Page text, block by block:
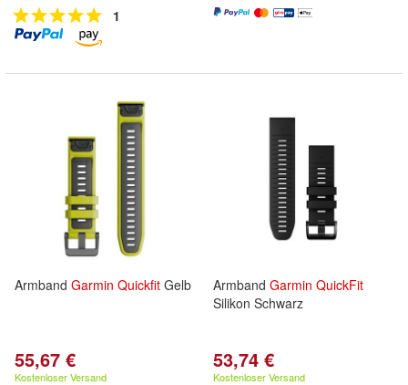
1
Armband Garmin Quickfit Gelb
55,67 €
Kostenloser Versand
Armband Garmin QuickFit
Silikon Schwarz
53,74 €
Kostenloser Versand